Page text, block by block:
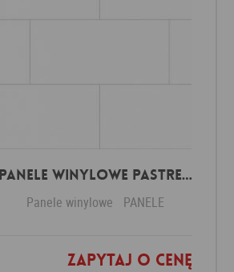
Panele winylowe Pastrengo marmor beige 57590 Klasa 34 3 mm
Panele winylowe PANELE
Zapytaj o cenę
Dodaj do ulubionych